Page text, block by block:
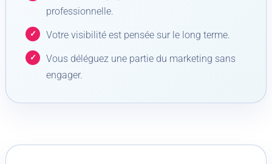
professionnelle.
Votre visibilité est pensée sur le long terme.
Vous déléguez une partie du marketing sans
engager.